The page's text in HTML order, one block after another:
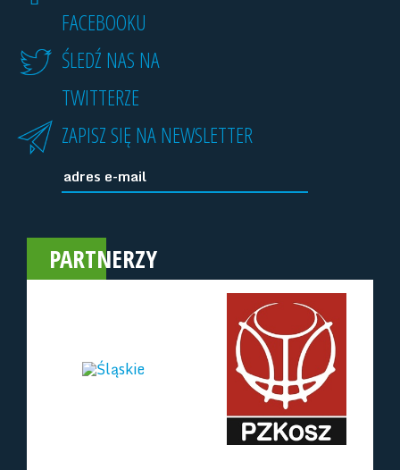
FACEBOOKU
ŚLEDŹ NAS NA
TWITTERZE
ZAPISZ SIĘ NA NEWSLETTER
PARTNERZY